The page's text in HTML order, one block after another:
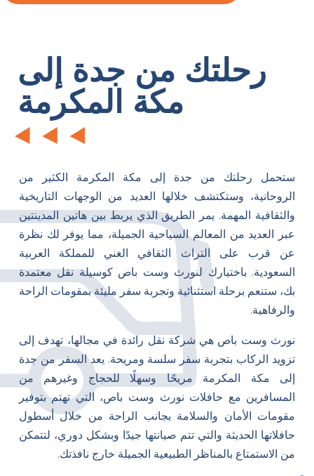
رحلتك من جدة إلى
مكة المكرمة
ستحمل رحلتك من جدة إلى مكة المكرمة الكثير من
الروحانية، وستكتشف خلالها العديد من الوجهات التاريخية
والثقافية المهمة. يمر الطريق الذي يربط بين هاتين المدينتين
عبر العديد من المعالم السياحية الجميلة، مما يوفر لك نظرة
عن قرب على التراث الثقافي الغني للمملكة العربية
السعودية. باختيارك لنورث وست باص كوسيلة نقل معتمدة
بك، ستنعم برحلة استثنائية وتجربة سفر مليئة بمقومات الراحة
والرفاهية.
نورث وست باص هي شركة نقل رائدة في مجالها، تهدف إلى
تزويد الركاب بتجربة سفر سلسة ومريحة. يعد السفر من جدة
إلى مكة المكرمة مريحًا وسهلًا للحجاج وغيرهم من
المسافرين مع حافلات نورث وست باص، التي تهتم بتوفير
مقومات الأمان والسلامة بجانب الراحة من خلال أسطول
حافلاتها الحديثة والتي تتم صيانتها جيدًا وبشكل دوري، لتتمكن
من الاستمتاع بالمناظر الطبيعية الجميلة خارج نافذتك.